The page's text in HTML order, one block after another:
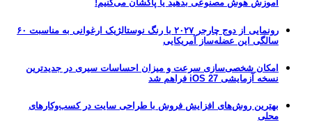
آموزش هوش مصنوعی بدهید یا پاکشان می‌کنیم!
رونمایی از دوج چارجر ۲۰۲۷ با رنگ نوستالژیک ارغوانی به مناسبت ۶۰
سالگی این عضله‌ساز آمریکایی
امکان شخصی‌سازی سرعت و میزان احساسات سیری در جدیدترین
نسخه آزمایشی iOS 27 فراهم شد
بهترین روش‌های افزایش فروش با طراحی سایت در کسب‌وکارهای
محلی